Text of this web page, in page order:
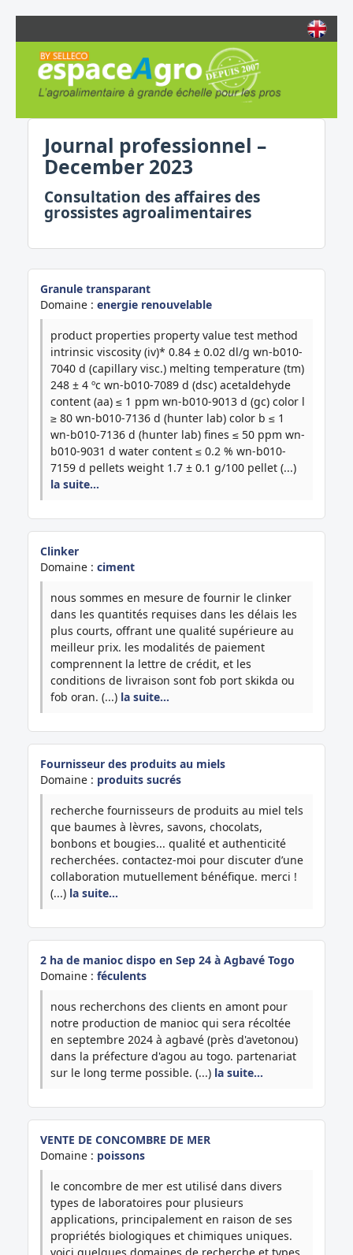
Journal professionnel –
December 2023
Consultation des affaires des
grossistes agroalimentaires
Granule transparant
Domaine : energie renouvelable
product properties property value test method
intrinsic viscosity (iv)* 0.84 ± 0.02 dl/g wn-b010-
7040 d (capillary visc.) melting temperature (tm)
248 ± 4 ºc wn-b010-7089 d (dsc) acetaldehyde
content (aa) ≤ 1 ppm wn-b010-9013 d (gc) color l
≥ 80 wn-b010-7136 d (hunter lab) color b ≤ 1
wn-b010-7136 d (hunter lab) fines ≤ 50 ppm wn-
b010-9031 d water content ≤ 0.2 % wn-b010-
7159 d pellets weight 1.7 ± 0.1 g/100 pellet (...)
la suite…
Clinker
Domaine : ciment
nous sommes en mesure de fournir le clinker
dans les quantités requises dans les délais les
plus courts, offrant une qualité supérieure au
meilleur prix. les modalités de paiement
comprennent la lettre de crédit, et les
conditions de livraison sont fob port skikda ou
fob oran. (...) la suite…
Fournisseur des produits au miels
Domaine : produits sucrés
recherche fournisseurs de produits au miel tels
que baumes à lèvres, savons, chocolats,
bonbons et bougies... qualité et authenticité
recherchées. contactez-moi pour discuter d’une
collaboration mutuellement bénéfique. merci !
(...) la suite…
2 ha de manioc dispo en Sep 24 à Agbavé Togo
Domaine : féculents
nous recherchons des clients en amont pour
notre production de manioc qui sera récoltée
en septembre 2024 à agbavé (près d'avetonou)
dans la préfecture d'agou au togo. partenariat
sur le long terme possible. (...) la suite…
VENTE DE CONCOMBRE DE MER
Domaine : poissons
le concombre de mer est utilisé dans divers
types de laboratoires pour plusieurs
applications, principalement en raison de ses
propriétés biologiques et chimiques uniques.